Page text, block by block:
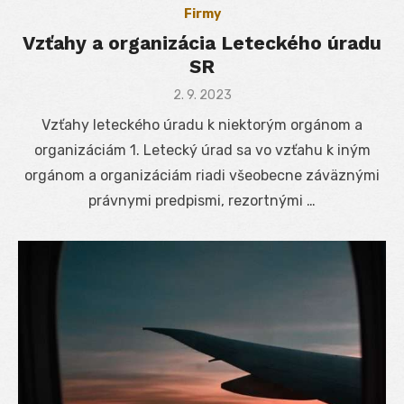
Firmy
Vzťahy a organizácia Leteckého úradu
SR
Posted
2. 9. 2023
Vzťahy leteckého úradu k niektorým orgánom a
organizáciám 1. Letecký úrad sa vo vzťahu k iným
orgánom a organizáciám riadi všeobecne záväznými
právnymi predpismi, rezortnými …